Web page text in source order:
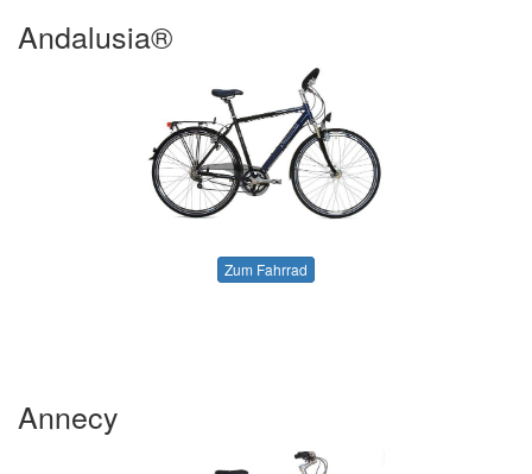
Andalusia®
Zum Fahrrad
Annecy